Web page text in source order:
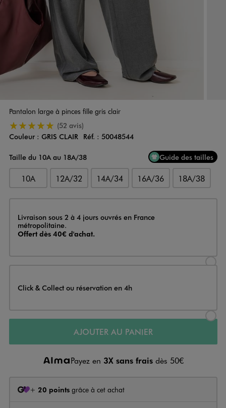
Pantalon large à pinces fille gris clair
5/5 de moyenne(52 avis)
Couleur
Couleur : GRIS CLAIR Réf. : 50048544
Taille du 10A au 18A/38
Guide des tailles
10A 12A/32 14A/34 16A/36 18A/38
Livraison
Livraison sous 2 à 4 jours ouvrés en France
métropolitaine.
Offert dès 40€ d'achat.
Click & Collect ou réservation en 4h
AJOUTER AU PANIER
Payez en 3X sans frais dès 50€
+ 20 points grâce à cet achat